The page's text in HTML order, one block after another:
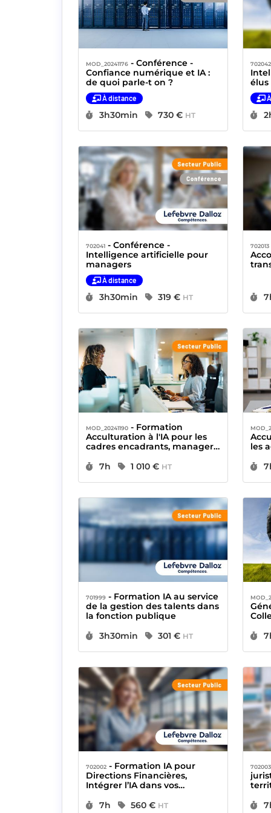
MOD_20241176 - Conférence -
Confiance numérique et IA :
de quoi parle-t on ?
À distance
Durée :
3h30min Prix :
730 € HT
702042
élus
702041 - Conférence -
Intelligence artificielle pour
managers
À distance
Durée :
3h30min Prix :
319 € HT
702013
MOD_20241190 - Formation
Acculturation à l'IA pour les
cadres encadrants, managers
Durée :
7h Prix :
1 010 € HT
les
701999 - Formation IA au service
de la gestion des talents dans
la fonction publique
Durée :
3h30min Prix :
301 € HT
702002 - Formation IA pour
Directions Financières,
Intégrer l’IA dans vos
Durée :
7h Prix :
560 € HT
702003